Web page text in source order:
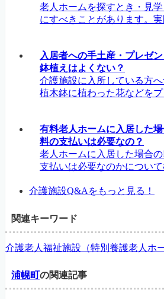
老人ホームを探すとき・見
にすべきことがあります。実
入居者への手土産・プレゼ
鉢植えはよくない？
介護施設に入所している方へ
植木鉢に植わった花などをプ
有料老人ホームに入居した
料の支払いは必要なの？
老人ホームに入居した場合
支払いは必要なのかについて
介護施設Q&Aをもっと見る！
関連キーワード
介護老人福祉施設（特別養護老人ホー
浦幌町の関連記事